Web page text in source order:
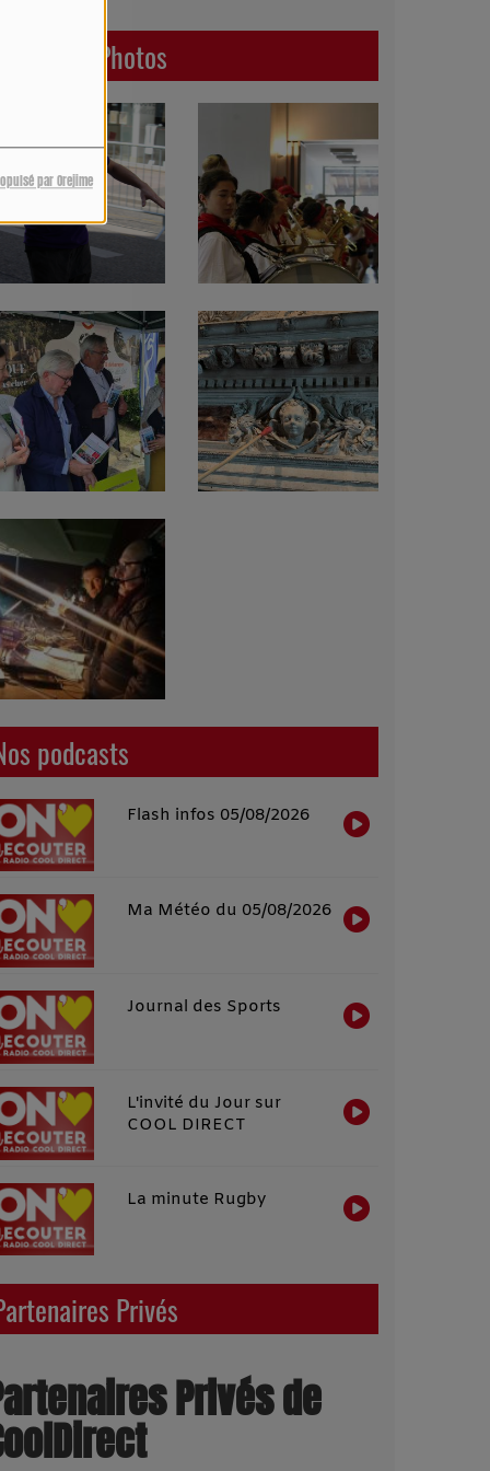
par Orejime
Dernières Photos
podcasts
Flash infos 05/08/2026
Ma Météo du 05/08/2026
Journal des Sports
L'invité du Jour sur
COOL DIRECT
La minute Rugby
Privés
Privés de